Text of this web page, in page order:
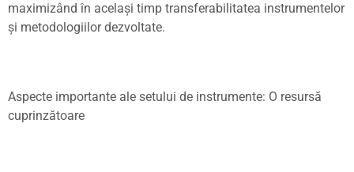
maximizând în același timp transferabilitatea instrumentelor
și metodologiilor dezvoltate.
Aspecte importante ale setului de instrumente: O resursă
cuprinzătoare